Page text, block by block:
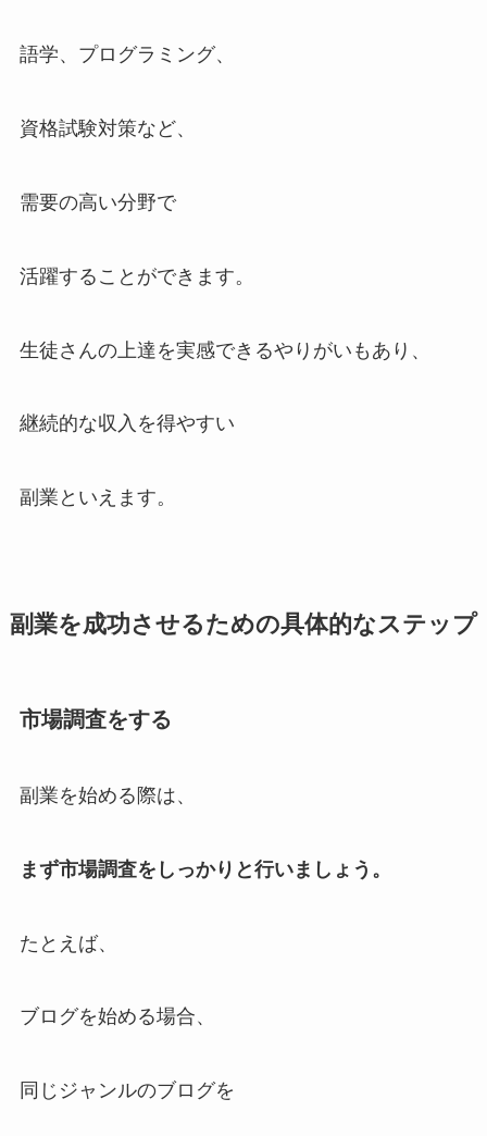
語学、プログラミング、
資格試験対策など、
需要の高い分野で
活躍することができます。
生徒さんの上達を実感できるやりがいもあり、
継続的な収入を得やすい
副業といえます。
副業を成功させるための具体的なステップ
市場調査をする
副業を始める際は、
まず市場調査をしっかりと行いましょう。
たとえば、
ブログを始める場合、
同じジャンルのブログを